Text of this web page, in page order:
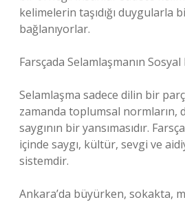
kelimelerin taşıdığı duygularla
bağlanıyorlar.
Farsçada Selamlaşmanın
Selamlaşma sadece dilin bir
zamanda toplumsal normların,
saygının bir yansımasıdır.
içinde saygı, kültür, sevgi ve
sistemdir.
Ankara’da büyürken, sokakta,